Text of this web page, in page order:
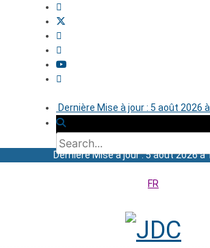
Dernière Mise à jour : 5 août 2026
Dernière Mise à jour : 5 août 2026 à
FR